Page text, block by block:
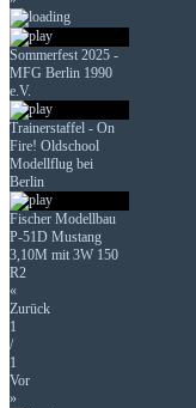
Sommerfest 2025 -
MFG Berlin 1990
e.V.
Trainerstaffel - On
Fire! Oldschool
Modellflug bei
Berlin
Fischer Modellbau
P-51D Mustang
3,10M mit 3W 150
R2
«
Zurück
1
/
1
Vor
»